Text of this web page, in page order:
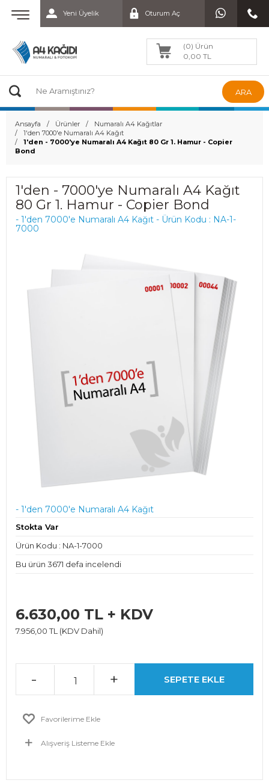
Yeni Üyelik Oturum Aç
(0) Ürün
0,00 TL
ARA
Ansayfa Ürünler
Numaralı A4 Kağıtlar
1'den 7000'e Numaralı A4 Kağıt
1'den - 7000'ye Numaralı A4 Kağıt 80 Gr 1. Hamur - Copier
Bond
1'den - 7000'ye Numaralı A4 Kağıt
80 Gr 1. Hamur - Copier Bond
- 1'den 7000'e Numaralı A4 Kağıt - Ürün Kodu : NA-1-
7000
- 1'den 7000'e Numaralı A4 Kağıt
Stokta Var
Ürün Kodu : NA-1-7000
Bu ürün 3671 defa incelendi
6.630,00 TL + KDV
7.956,00 TL (KDV Dahil)
- + SEPETE EKLE
Favorilerime Ekle
Alışveriş Listeme Ekle